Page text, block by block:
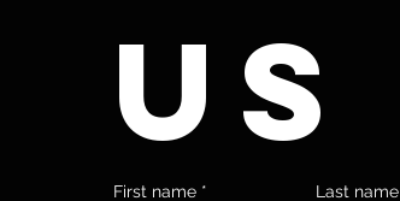
us
First name * Last name